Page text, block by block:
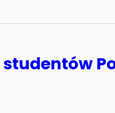
studentów